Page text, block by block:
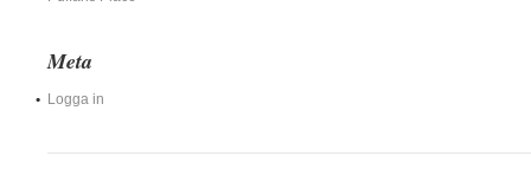
Meta
Logga in